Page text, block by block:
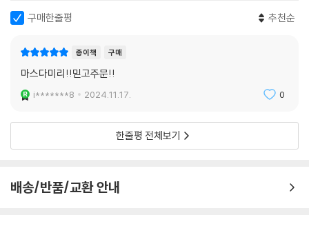
자들은 스스로를 대견하게 여길 수 있게 된다. 그 누군가가 ‘괜찮다’고 위로
해주지 않아도 좋다. 수짱은 우리에게 이 소중한 진실을 알려주는 좋은 친
수짱의 끊임없는 한숨과 고민, 거기에는 다 이유가 있다. 수짱이 한숨과 고
민을 통해 스스로 성장하듯, 우리도 그렇게 성장하기 때문이다. 한숨과 고
변화의 신호이다. 수짱은 바로 그것을 알려준다.
구매한줄평 추천순
종이책 구매
마스다미리!!믿고주문!!
i*******8 2024.11.17. 0
한줄평 전체보기
배송/반품/교환 안내